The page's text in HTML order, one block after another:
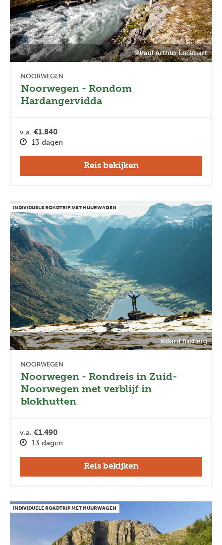
©Paul Arthur Lockhart
NOORWEGEN
Noorwegen - Rondom
Hardangervidda
v.a. €1.840
13 dagen
Reis bekijken
©Bard Basberg
INDIVIDUELE ROADTRIP MET HUURWAGEN
NOORWEGEN
Noorwegen - Rondreis in Zuid-
Noorwegen met verblijf in
blokhutten
v.a. €1.490
13 dagen
Reis bekijken
INDIVIDUELE ROADTRIP MET HUURWAGEN
Previous Next